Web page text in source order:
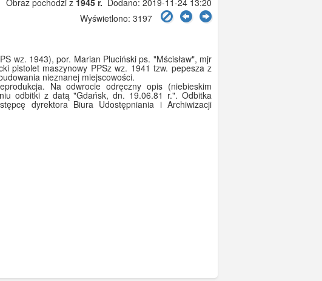
Obraz pochodzi z 1945 r. Dodano: 2019-11-24 13:20
Wyświetlono: 3197
wz. 1943), por. Marian Pluciński ps. "Mścisław", mjr
pistolet maszynowy PPSz wz. 1941 tzw. pepesza z
nieznanej miejscowości.
Na odwrocie odręczny opis (niebieskim
odbitki z datą "Gdańsk, dn. 19.06.81 r.". Odbitka
dyrektora Biura Udostępniania i Archiwizacji